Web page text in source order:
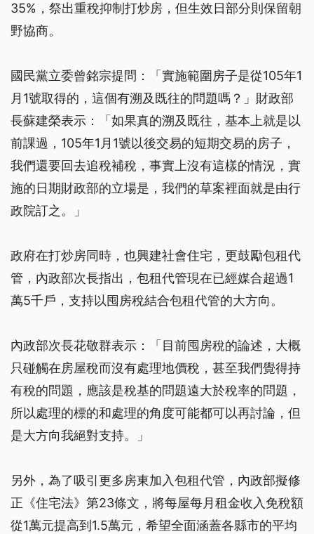
35%，祭出重稅抑制打炒房，但生效日部分則保留朝
野協商。
國民黨立委曾銘宗提問：「實施範圍房子是從105年1
月1號取得的，這個有溯及既往的問題嗎？」財政部
長蘇建榮表示：「如果真的溯及既往，基本上就是以
前課過，105年1月1號以後交易的短期交易的房子，
我們還要回去追稅補稅，事實上沒有這樣的情況，實
施的日期財政部的立場是，我們的草案裡面就是由行
政院訂之。」
政府在打炒房同時，也興建社會住宅，更鼓勵包租代
管，內政部次長指出，包租代管現在已經媒合超過1
萬5千戶，支持以囤房稅結合包租代管的大方向。
內政部次長花敬群表示：「目前囤房稅的論述，大概
只碰觸在房屋稅而沒有處理地價稅，甚至我們覺得持
有稅的問題，應該是稅基的問題遠大於稅率的問題，
所以處理的標的和處理的角度可能都可以再討論，但
是大方向我絕對支持。」
另外，為了吸引更多房東加入包租代管，內政部擬修
正《住宅法》第23條文，將每屋每月租金收入免稅額
從1萬元提高到1.5萬元，希望全面涵蓋各縣市的平均